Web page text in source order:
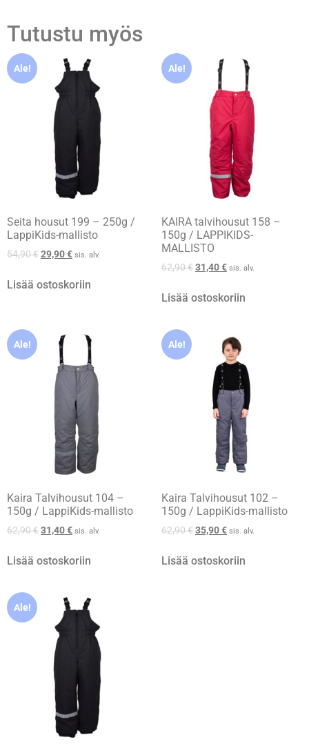
Tutustu myös
Ale!
Seita housut 199 – 250g /
LappiKids-mallisto
54,90€29,90€ sis. alv.
Lisää ostoskoriin
Ale!
KAIRA talvihousut 158 –
150g / LAPPIKIDS-
MALLISTO
62,90€31,40€ sis. alv.
Lisää ostoskoriin
Ale!
Kaira Talvihousut 104 –
150g / LappiKids-mallisto
62,90€31,40€ sis. alv.
Lisää ostoskoriin
Ale!
Kaira Talvihousut 102 –
150g / LappiKids-mallisto
62,90€35,90€ sis. alv.
Lisää ostoskoriin
Ale!